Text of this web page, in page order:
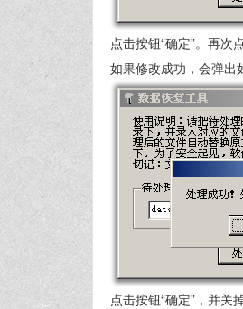
点击按钮“确定”。再次
如果修改成功，会弹出
点击按钮“确定”，并关